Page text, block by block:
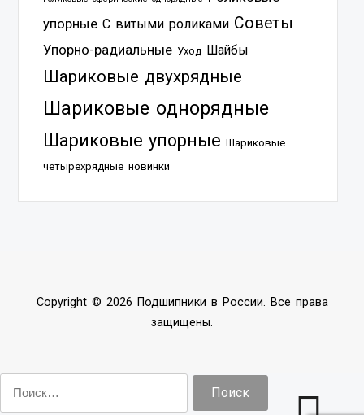
упорные С витыми роликами Советы
Упорно-радиальные Уход Шайбы
Шариковые двухрядные
Шариковые однорядные
Шариковые упорные Шариковые
четырехрядные новинки
Copyright © 2026 Подшипники в России. Все права
защищены.